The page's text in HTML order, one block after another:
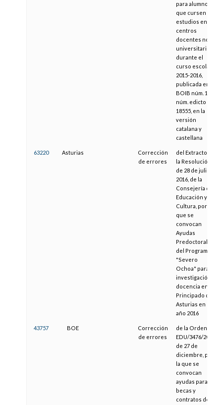
para alumnos
que cursen
estudios en
centros
docentes no
universitarios
durante el
curso escolar
2015-2016,
publicada en el
BOIB núm. 190,
núm. edicto
18555, en la
versión
catalana y
castellana
63220 Asturias
Corrección
de errores
del Extracto de
la Resolución
de 28 de julio de
2016, de la
Consejería de
Educación y
Cultura, por la
que se
convocan
Ayudas
Predoctorales
del Programa
"Severo
Ochoa" para la
investigación y
docencia en el
Principado de
Asturias en el
año 2016
43757 BOE
Corrección
de errores
de la Orden
EDU/3476/2010,
de 27 de
diciembre, por
la que se
convocan
ayudas para
becas y
contratos del